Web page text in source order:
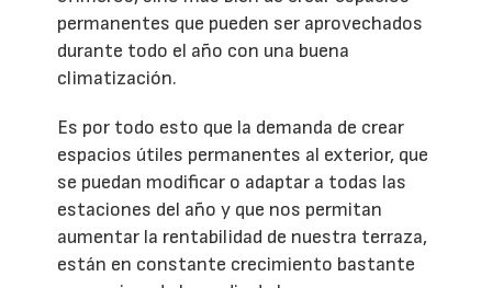
permanentes que pueden ser aprovechados
durante todo el año con una buena
climatización.
Es por todo esto que la demanda de crear
espacios útiles permanentes al exterior, que
se puedan modificar o adaptar a todas las
estaciones del año y que nos permitan
aumentar la rentabilidad de nuestra terraza,
están en constante crecimiento bastante